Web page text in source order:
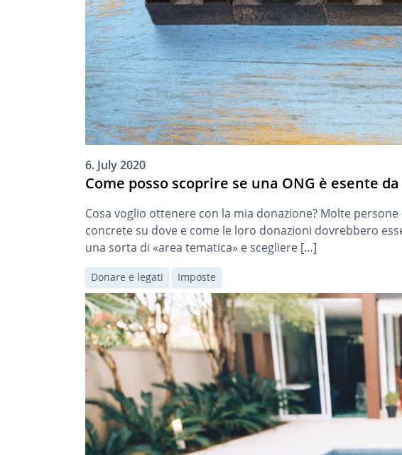
6. July 2020
Come posso scoprire se una ONG è esente
Cosa voglio ottenere con la mia donazione? Molte
concrete su dove e come le loro donazioni dovrebbero
una sorta di «area tematica» e scegliere […]
Donare e legati Imposte